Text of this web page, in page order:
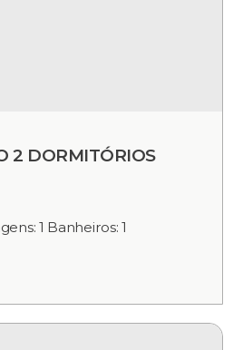
2 DORMITÓRIOS
1 Banheiros: 1